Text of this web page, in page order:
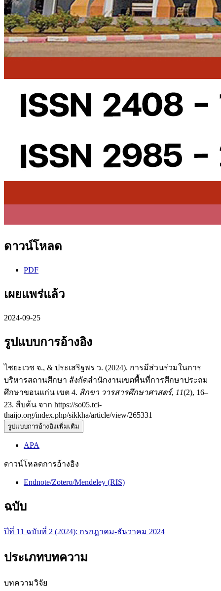
ดาวน์โหลด
PDF
เผยแพร่แล้ว
2024-09-25
รูปแบบการอ้างอิง
ไชยะเวช จ., & ประเสริฐพร ว. (2024). การมีส่วนร่วมในการ
บริหารสถานศึกษา สังกัดสำนักงานเขตพื้นที่การศึกษาประถม
ศึกษาขอนแก่น เขต 4. สิกขา วารสารศึกษาศาสตร์, 11(2), 16–
23. สืบค้น จาก https://so05.tci-
thaijo.org/index.php/sikkha/article/view/265331
รูปแบบการอ้างอิงเพิ่มเติม
APA
ดาวน์โหลดการอ้างอิง
Endnote/Zotero/Mendeley (RIS)
ฉบับ
ปีที่ 11 ฉบับที่ 2 (2024): กรกฎาคม-ธันวาคม 2024
ประเภทบทความ
บทความวิจัย